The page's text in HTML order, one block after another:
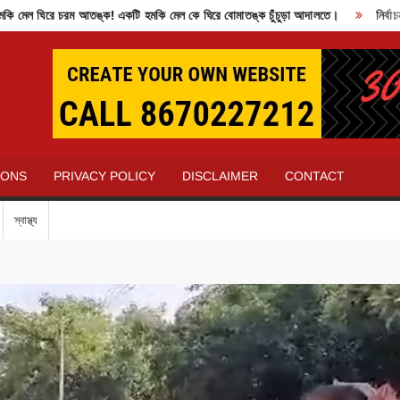
ঘিরে চরম আতঙ্ক! একটি হমকি মেল কে ঘিরে বোমাতঙ্ক চুঁচুড়া আদালতে। নির্বাচন
PRIVACY POLICY DISCLAIMER CONTACT
স্বাস্থ্য